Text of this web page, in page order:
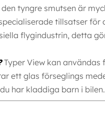
tyngre smutsen är
tillsatser
flygindustrin, detta
Typer View kan användas
ett glas förseglings
har kladdiga barn i bilen.